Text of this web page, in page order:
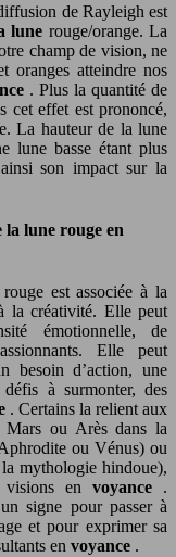
de Rayleigh est
lune rouge/orange. La
champ de vision, ne
oranges atteindre nos
. Plus la quantité de
cet effet est prononcé,
La hauteur de la lune
lune basse étant plus
son impact sur la
lune rouge en
rouge est associée à la
la créativité. Elle peut
émotionnelle, de
Elle peut
besoin d’action, une
à surmonter, des
. Certains la relient aux
Mars ou Arès dans la
ou Vénus) ou
mythologie hindoue),
visions en voyance .
signe pour passer à
et pour exprimer sa
en voyance .